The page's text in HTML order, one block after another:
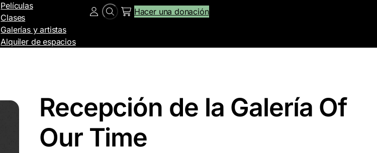
Películas
Clases
Galerías y artistas
Alquiler de espacios
BuscarHacer una donación
Cuenta
Recepción de la Galería Of
Our Time